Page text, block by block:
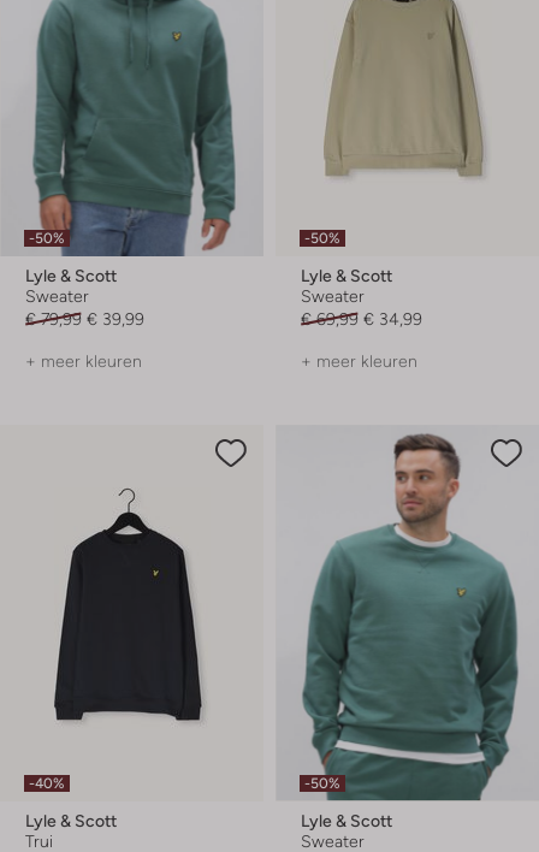
-50%
Lyle & Scott
Sweater
€ 79,99 € 39,99
+ meer kleuren
-50%
Lyle & Scott
Sweater
€ 69,99 € 34,99
+ meer kleuren
-40%
Lyle & Scott
Trui
-50%
Lyle & Scott
Sweater